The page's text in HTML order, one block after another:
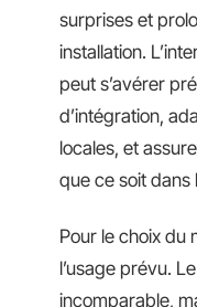
surprises et
installation.
peut s’avérer
d’intégration,
locales, et
que ce soit dans
Pour le choix du
l’usage prévu. Le
incomparable,